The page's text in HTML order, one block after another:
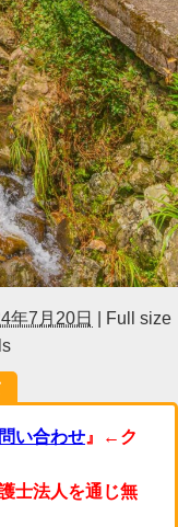
年7月20日
Full size
い合わせ 』←ク
士法人を通じ無